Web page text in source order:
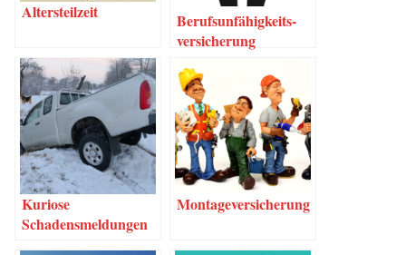
Alters­teil­zeit
Berufs­un­fä­hig­keits­
ver­si­che­rung
Kurio­se
Schadensmeldungen
Mon­ta­ge­ver­si­che­rung